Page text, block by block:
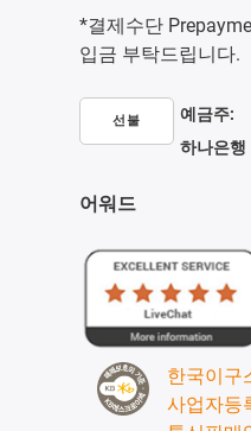
*결제수단
입금 부탁드립니다.
선불 예금주:
하나은
어워드
한국이구
사업자등